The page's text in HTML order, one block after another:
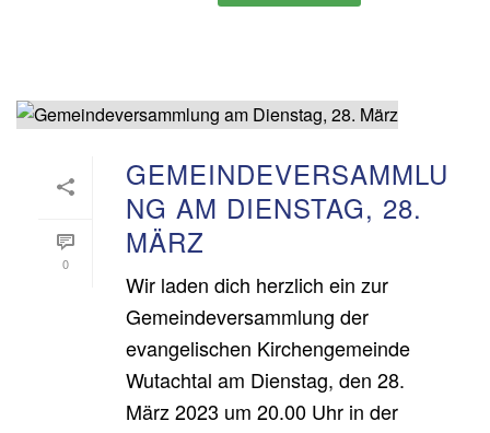
0
GEMEINDEVERSAMMLU
NG AM DIENSTAG, 28.
MÄRZ
Wir laden dich herzlich ein zur
Gemeindeversammlung der
evangelischen Kirchengemeinde
Wutachtal am Dienstag, den 28.
März 2023 um 20.00 Uhr in der